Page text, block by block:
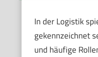
In der Logistik
gekennzeichnet
und häufige